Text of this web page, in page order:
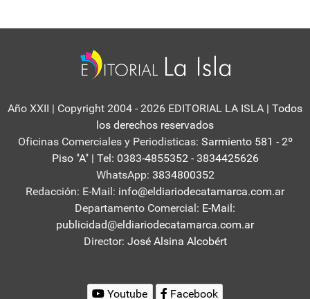
Año XXII | Copyright 2004 - 2026 EDITORIAL LA ISLA | Todos
los derechos reservados
Oficinas Comerciales y Periodisticas: Sarmiento 581 - 2º
Piso "A" | Tel: 0383-4855352 - 3834425626
WhatsApp: 3834800352
Redacción: E-Mail: info@eldiariodecatamarca.com.ar
Departamento Comercial: E-Mail:
publicidad@eldiariodecatamarca.com.ar
Director: José Alsina Alcobért
Youtube Facebook